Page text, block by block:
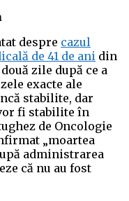
despre cazul
de 41 de ani din
zile după ce a
exacte ale
stabilite, dar
fi stabilite în
de Oncologie
„moartea
administrarea
că nu au fost